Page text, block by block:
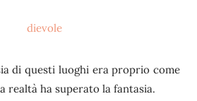
di questi luoghi era proprio come
realtà ha superato la fantasia.